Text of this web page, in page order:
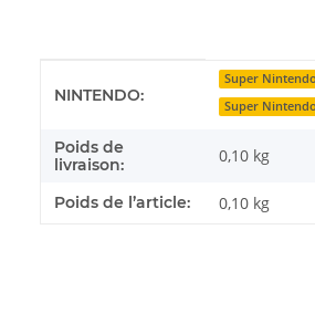
NINTENDO:
Super Nintendo
Super
Poids de
livraison:
0,10 kg
Poids de l’article: 0,10 kg